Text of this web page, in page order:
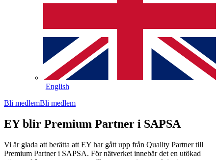
English
Bli medlemBli medlem
EYblir Premium Partner i SAPSA
Vi är glada att berätta att EY har gått upp från Quality Partner till
Premium Partneri SAPSA. Förnätverket innebärdet en utökad